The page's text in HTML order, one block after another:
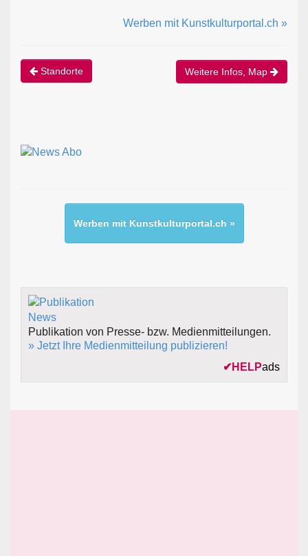
Werben mit Kunstkulturportal.ch »
Standorte Weitere Infos, Map
Werben mit Kunstkulturportal.ch »
Publikation von Presse- bzw. Medienmitteilungen.
» Jetzt Ihre Medienmitteilung publizieren!
✔ HELPads